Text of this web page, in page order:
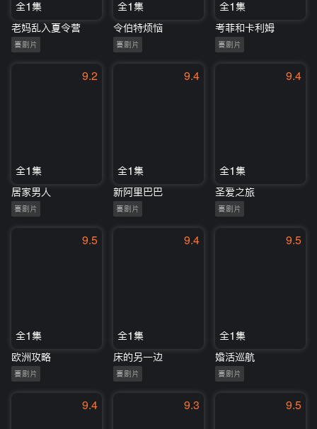
全1集
老妈乱入夏令营
喜剧片
全1集
令伯特烦恼
喜剧片
全1集
考菲和卡利姆
喜剧片
9.2
全1集
居家男人
喜剧片
9.4
全1集
新阿里巴巴
喜剧片
9.4
全1集
圣爱之旅
喜剧片
9.5
全1集
欧洲攻略
喜剧片
9.4
全1集
床的另一边
喜剧片
9.5
全1集
婚活巡航
喜剧片
9.4 9.3 9.5